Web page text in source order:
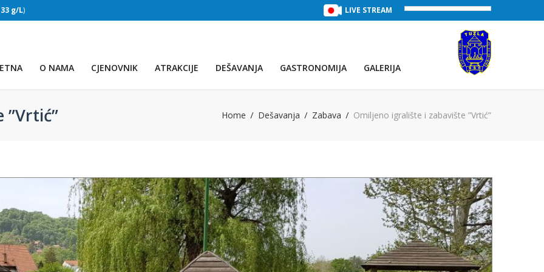
33 g/L) TREĆE JEZERO (Voda:29 °C, Salinitet:32 g/L)
LIVE STREAM
O NAMA CJENOVNIK ATRAKCIJE DEŠAVANJA GASTRONOMIJA GALERIJA
Home Dešavanja Zabava Omiljeno igralište i zabavište ”Vrtić”